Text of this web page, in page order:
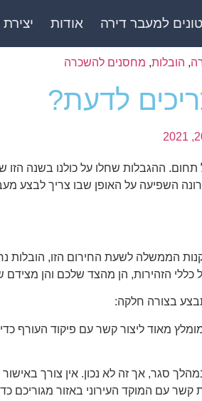
למעבר דירה אודות
, הובלות, מחסנים להשכרה
לדעת?
את שנת 2020 לשנה מאתגרת במיוחד בכל תחום. ההגבלות שחלו על
השפיעה על האופן שבו צריך לבצע
הממשלה לשעת החירום הזו, הובלות
הזהירות, הן מהצד שלכם והן מצידם
בצורה חלקה:
מאוד ליצור קשר עם פיקוד העורף כדי
סגר, אך זה לא נכון. אין צורך
עם המוקד העירוני באזור מגוריכם